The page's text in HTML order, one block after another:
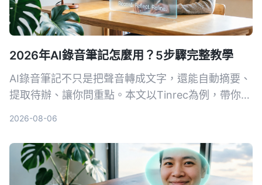
2026年AI錄音筆記怎麼用？5步驟完整教學
AI錄音筆記不只是把聲音轉成文字，還能自動摘要、
提取待辦、讓你問重點。本文以Tinrec為例，帶你5
2026-08-06